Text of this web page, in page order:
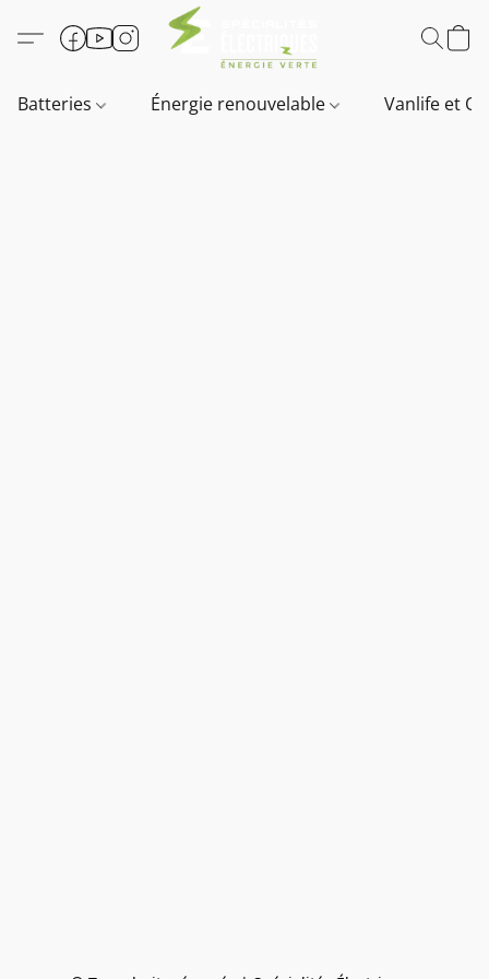
Batteries Énergie renouvelable Vanlife et